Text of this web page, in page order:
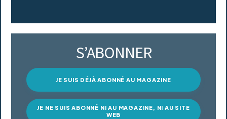
S’ABONNER
JE SUIS DÉJÀ ABONNÉ AU MAGAZINE
JE NE SUIS ABONNÉ NI AU MAGAZINE, NI AU SITE
WEB